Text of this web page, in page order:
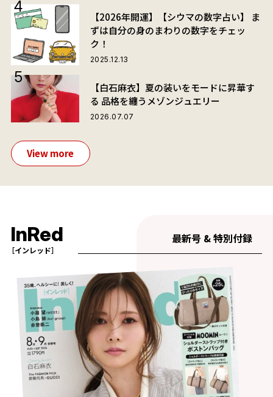
【2026年開運】【シウマの数字占い】 ま
ずは自分の身のまわりの数字をチェッ
ク！
2025.12.13
【白石麻衣】夏の装いをモードに昇華す
る 品格を纏うメゾンジュエリー
2026.07.07
View more
InRed
［インレッド］
最新号 & 特別付録